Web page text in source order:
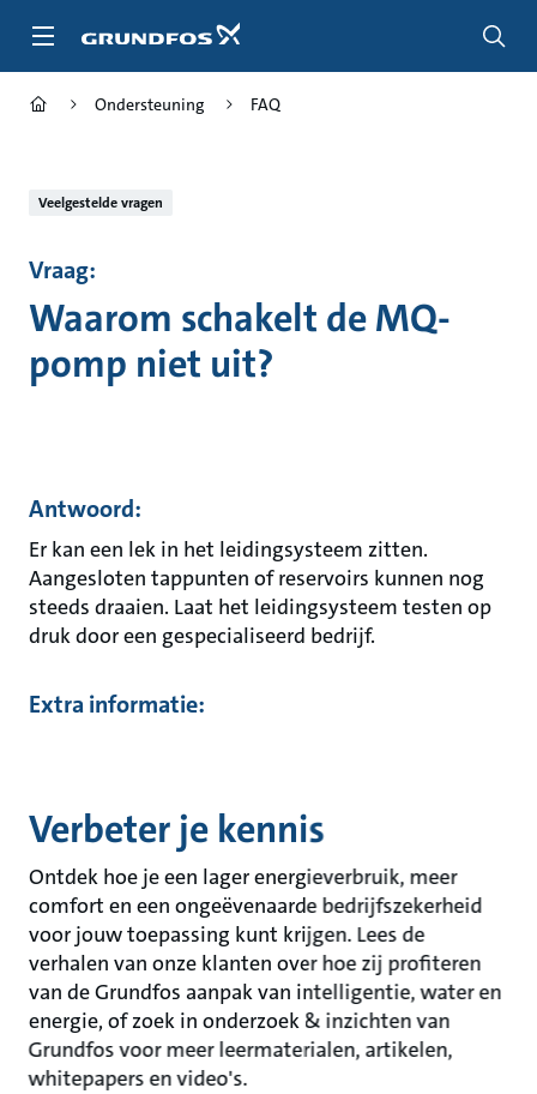
naar
Ondersteuning FAQ
Veelgestelde vragen
Vraag:
Waarom schakelt de MQ-
pomp niet uit?
Antwoord:
Er kan een lek in het leidingsysteem zitten.
Aangesloten tappunten of reservoirs kunnen nog
steeds draaien. Laat het leidingsysteem testen op
druk door een gespecialiseerd bedrijf.
Extra informatie:
Verbeter je kennis
Ontdek hoe je een lager energieverbruik, meer
comfort en een ongeëvenaarde bedrijfszekerheid
voor jouw toepassing kunt krijgen. Lees de
verhalen van onze klanten over hoe zij profiteren
van de Grundfos aanpak van intelligentie, water en
energie, of zoek in onderzoek & inzichten van
Grundfos voor meer leermaterialen, artikelen,
whitepapers en video's.